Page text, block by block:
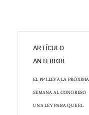
ARTÍCULO
ANTERIOR
EL PP LLEVA LA PRÓXIMA
SEMANA AL CONGRESO
UNA LEY PARA QUE EL